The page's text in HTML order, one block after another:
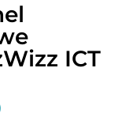
ICT